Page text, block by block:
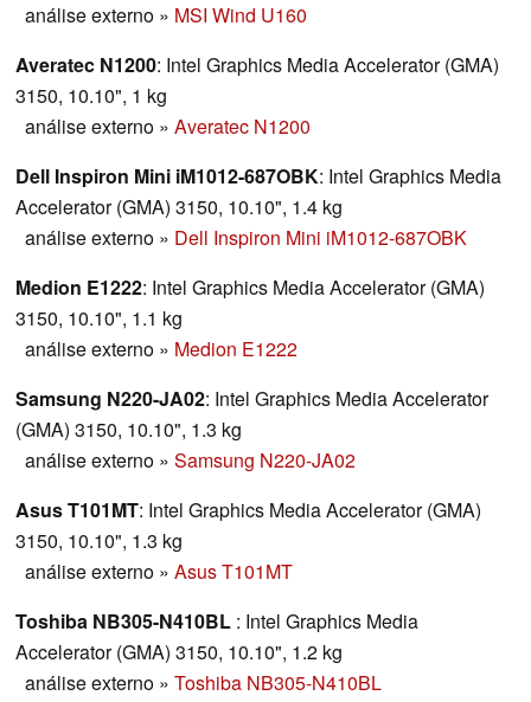
análise externo » MSI Wind U160
Averatec N1200: Intel Graphics Media Accelerator (GMA)
3150, 10.10", 1 kg
análise externo » Averatec N1200
Dell Inspiron Mini iM1012-687OBK: Intel Graphics Media
Accelerator (GMA) 3150, 10.10", 1.4 kg
análise externo » Dell Inspiron Mini iM1012-687OBK
Medion E1222: Intel Graphics Media Accelerator (GMA)
3150, 10.10", 1.1 kg
análise externo » Medion E1222
Samsung N220-JA02: Intel Graphics Media Accelerator
(GMA) 3150, 10.10", 1.3 kg
análise externo » Samsung N220-JA02
Asus T101MT: Intel Graphics Media Accelerator (GMA)
3150, 10.10", 1.3 kg
análise externo » Asus T101MT
Toshiba NB305-N410BL : Intel Graphics Media
Accelerator (GMA) 3150, 10.10", 1.2 kg
análise externo » Toshiba NB305-N410BL